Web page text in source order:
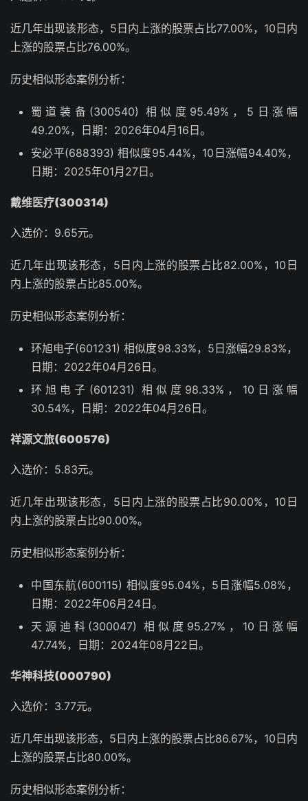
近几年出现该形态，5日内上涨的股票占比77.00%，10日内
上涨的股票占比76.00%。
历史相似形态案例分析：
蜀道装备(300540) 相似度95.49%，5日涨幅
49.20%，日期：2026年04月16日。
安必平(688393) 相似度95.44%，10日涨幅94.40%，
日期：2025年01月27日。
戴维医疗(300314)
入选价：9.65元。
近几年出现该形态，5日内上涨的股票占比82.00%，10日
内上涨的股票占比85.00%。
历史相似形态案例分析：
环旭电子(601231) 相似度98.33%，5日涨幅29.83%，
日期：2022年04月26日。
环旭电子(601231) 相似度98.33%，10日涨幅
30.54%，日期：2022年04月26日。
祥源文旅(600576)
入选价：5.83元。
近几年出现该形态，5日内上涨的股票占比90.00%，10日
内上涨的股票占比90.00%。
历史相似形态案例分析：
中国东航(600115) 相似度95.04%，5日涨幅5.08%，
日期：2022年06月24日。
天源迪科(300047) 相似度95.27%，10日涨幅
47.74%，日期：2024年08月22日。
华神科技(000790)
入选价：3.77元。
近几年出现该形态，5日内上涨的股票占比86.67%，10日内
上涨的股票占比80.00%。
历史相似形态案例分析：